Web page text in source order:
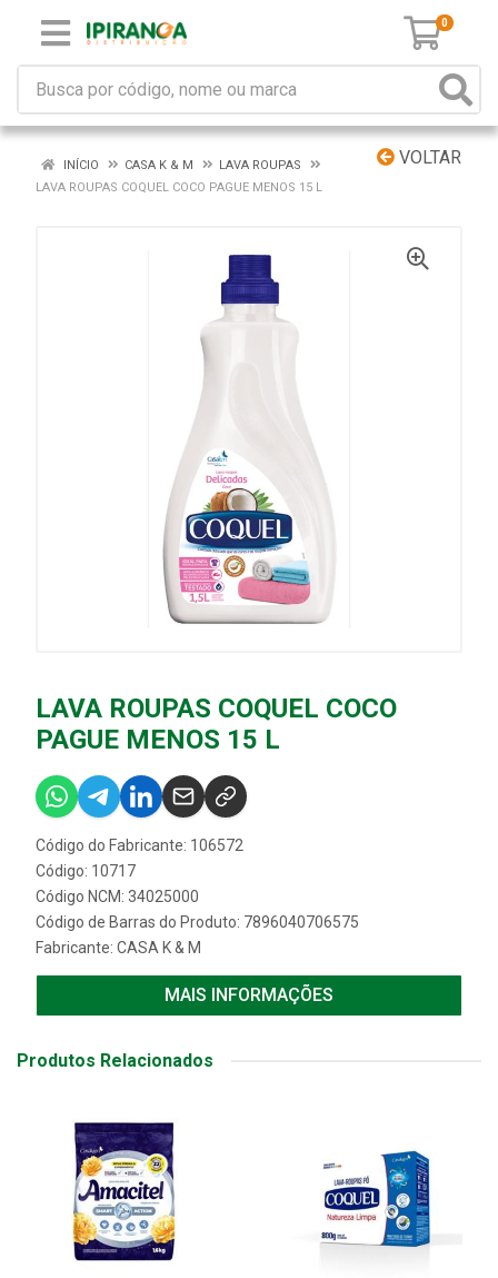
0
VOLTAR
INÍCIO CASA K & M
LAVA ROUPAS
LAVA ROUPAS COQUEL COCO PAGUE MENOS 15 L
LAVA ROUPAS COQUEL COCO
PAGUE MENOS 15 L
Código do Fabricante: 106572
Código: 10717
Código NCM: 34025000
Código de Barras do Produto: 7896040706575
Fabricante: CASA K & M
MAIS INFORMAÇÕES
Produtos Relacionados